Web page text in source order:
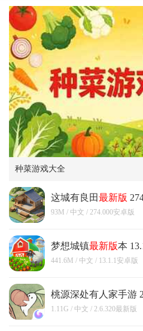
越多（可从左上角头像
人口（建筑住房后可把
块，以此来生孩子），
庄，抵御敌人的时候都
中，会出现一些野兽什
击杀村民，只有村民中
失），出行与互动等（
不一样的材料与物资，
家进行互动），在夜晚
达的时候捡到了什么，
看游戏的玩法还是挺多
出的任务走就可以了，
机制与模式，我就不一
完），从这就能看出来
相对比，这款游戏更加
源记》虽然可以试玩，
戏，玩家想解锁全部内
可解锁全部，6元和30元
使68元最划算，可在价
这款游戏绝对是一款非
戏的玩法丰富多样，音
戏中的生育系统也是简
两人安排在同一间，就
的，随着时间流转，小
正当的人口使用。 【并
显，桃源记并不是作为
游戏，人口数量，资源
加入了这些种种限制，
实性，但是游戏的难度
模拟经验游戏，它已经
既然叫做桃源记，并且
指出了游戏的背景就是
而《桃花源记》是一个
外桃源，这里“屋舍俨然
游戏当中应该是觉得舒
节奏十分紧凑，游戏需
紧缺和外敌的不断入侵
了呢？并且游戏中的居
半点桃源的样子呢？ 游
没有了，整体游戏比较
休闲了，属于高开低走
入一些娱乐系统，比如
而像树、房屋等物体，
草。但好在大多数物体
辨认各个物体，所以这
对于这款比较休闲的游
戏的画面使用的色调偏
来并不是很鲜艳，无法
整个画面看起来很朴素
款休闲类游戏，虽然整
的感觉，但看久了也不
游戏而言，这一点也还
画面看起来比较生硬，
时的动作、频率都是一
都是不会动的，只有少
然这对游戏没有太大的
下。 【音乐一般】游戏
村民采集物资时发出的
游戏的整个音乐没什么
很重要的一点，所以在
这款游戏的音乐还是能
比较新颖，在刚上手时
的，但是如果想要解锁
不过该游戏只有氪金系
是一个买断制种田游戏
的基础版本，只有花费
元作为一款买断制种田
的，毕竟相较于同种类
就可以买断整个游戏。
有卖到这么高的价格。
游戏来说还是比较不错
游戏的画面可以说是有
不是非常精致的感觉，
游玩一段时间后就会感
并没有第一眼带给玩家
点小细节在里面，比如
戏的画面充满了细节，
何的铺垫，反而是一片
杂乱无章的感觉。不过
可以自己设置之后就会
源深处有人家的那种有
放，因此会显得有些杂
否则第一眼看上去还是
戏风，各方面的设置都
感，近一段时间内所出
够发现他们的玩法做出
暂且不评价，但确实跟
比，是发生了变化的。
为传统的那一类，也就
成，玩家在初期可谓是
造，也就是个破的不能
去做工作台灶台之类的
去积累，采集材料的过
各方面的升级链也很完
爱好者来说，我认为《
首先，可以发现它的养
玩家手账算是只有六七
是一个需要思考的问题
了模拟机游戏的爽点上
感，本质上这类游戏的
戏相比较，但他们本身
都需要等待资源的采集
累的过程，让成就感更
入地感受到其中的情景
家们对游戏产生了更强
式，我们能够亲身体验
沉浸在这个世界中，感
戏是极其需要玩家策略
时，玩家可以分配居民
任务需要玩家做出明智
戏提供了详尽的新手教
难。然而在分配居民进
每个居民的能力和资源
盲目将所有居民都派遣
很可能导致食物短缺，
的策略性体现在玩家需
需求。合理的资源分配
民的生存状况产生深远
加了游戏的挑战性和乐
步，以最大限度地优化
并为他们提供了一种充
戏不仅要求玩家进行资
统。一旦玩家收集到足
种菜游戏大全
这城有良田最新版
93M / 中文 / 274.000安卓版
梦想城镇最新版本
441.6M / 中文 / 13.1.1安卓版
桃源深处有人家手游
1.11G / 中文 / 2.6.320最新版